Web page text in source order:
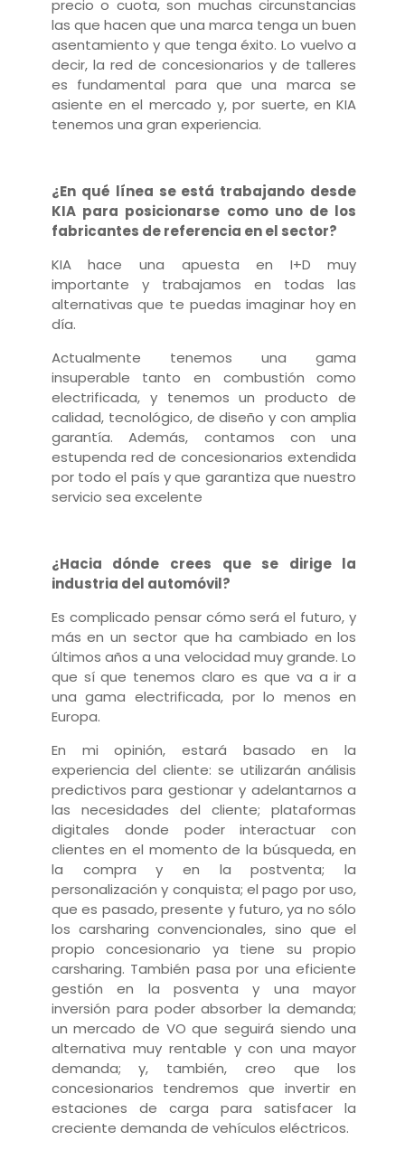
precio o cuota, son muchas circunstancias
las que hacen que una marca tenga un buen
asentamiento y que tenga éxito. Lo vuelvo a
decir, la red de concesionarios y de talleres
es fundamental para que una marca se
asiente en el mercado y, por suerte, en KIA
tenemos una gran experiencia.
¿En qué línea se está trabajando desde
KIA para posicionarse como uno de los
fabricantes de referencia en el sector?
KIA hace una apuesta en I+D muy
importante y trabajamos en todas las
alternativas que te puedas imaginar hoy en
día.
Actualmente tenemos una gama
insuperable tanto en combustión como
electrificada, y tenemos un producto de
calidad, tecnológico, de diseño y con amplia
garantía. Además, contamos con una
estupenda red de concesionarios extendida
por todo el país y que garantiza que nuestro
servicio sea excelente
¿Hacia dónde crees que se dirige la
industria del automóvil?
Es complicado pensar cómo será el futuro, y
más en un sector que ha cambiado en los
últimos años a una velocidad muy grande.Lo
que sí que tenemos claro es que va a ir a
una gama electrificada, por lo menos en
Europa.
En mi opinión, estará basado en la
experiencia del cliente: se utilizarán análisis
predictivos para gestionar y adelantarnos a
las necesidades del cliente; plataformas
digitales donde poder interactuar con
clientes en el momento de la búsqueda, en
la compra y en la postventa; la
personalización y conquista; el pago por uso,
que es pasado, presente y futuro, ya no sólo
los carsharing convencionales, sino que el
propio concesionario ya tiene su propio
carsharing. También pasa por una eficiente
gestión en la posventa y una mayor
inversión para poder absorber la demanda;
un mercado de VO que seguirá siendo una
alternativa muy rentable y con una mayor
demanda; y, también, creo que los
concesionarios tendremos que invertir en
estaciones de carga para satisfacer la
creciente demanda de vehículos eléctricos.